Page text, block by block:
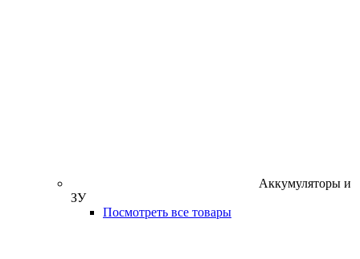
Аккумуляторы и
ЗУ
Посмотреть все товары